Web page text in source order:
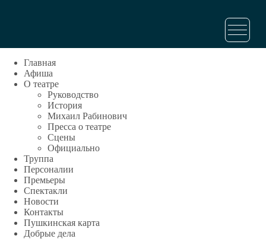
Главная
Афиша
О театре
Руководство
История
Михаил Рабинович
Пресса о театре
Сцены
Официально
Труппа
Персоналии
Премьеры
Спектакли
Новости
Контакты
Пушкинская карта
Добрые дела